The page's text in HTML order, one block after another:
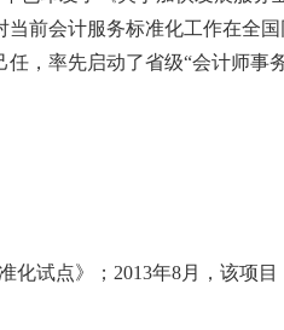
前会计服务标准化工作在全
任，率先启动了省级“会计师事
化试点》 ； 2013年8月，该项目